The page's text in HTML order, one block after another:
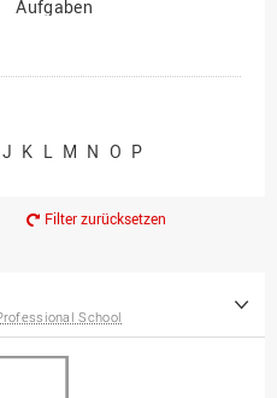
Aufgaben
Professor*innen im
J K L M N O P
Filter zurücksetzen
School